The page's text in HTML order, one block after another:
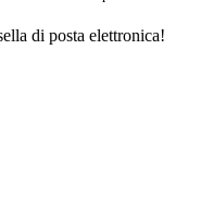
di posta elettronica!